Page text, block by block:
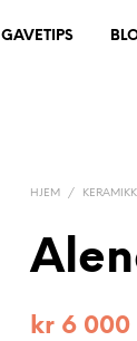
GAVETIPS
HJEM / KERAMIKK
kr 6 000